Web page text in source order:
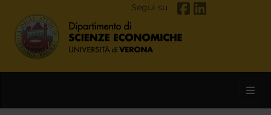
Segui su